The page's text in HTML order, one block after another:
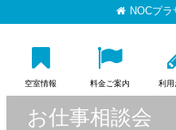
NOCプ
空室情報 料金ご案内 利用
お仕事相談会